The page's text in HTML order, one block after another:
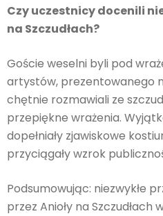
Czy uczestnicy docenili
na Szczudłach?
Goście weselni byli pod
artystów, prezentowanego
chętnie rozmawiali ze
przepiękne wrażenia.
dopełniały zjawiskowe
przyciągały wzrok
Podsumowując: niezwykłe
przez Anioły na Szczudłach